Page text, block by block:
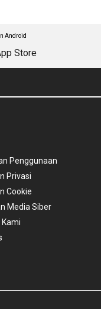
Android
Penggunaan
Privasi
Cookie
Media Siber